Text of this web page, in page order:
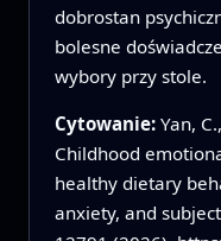
dobrostan
bolesne
wybory przy stole.
Cytowanie: Yan,
Childhood
healthy dietary
anxiety, and